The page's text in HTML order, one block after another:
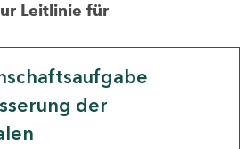
Leitlinie für
der